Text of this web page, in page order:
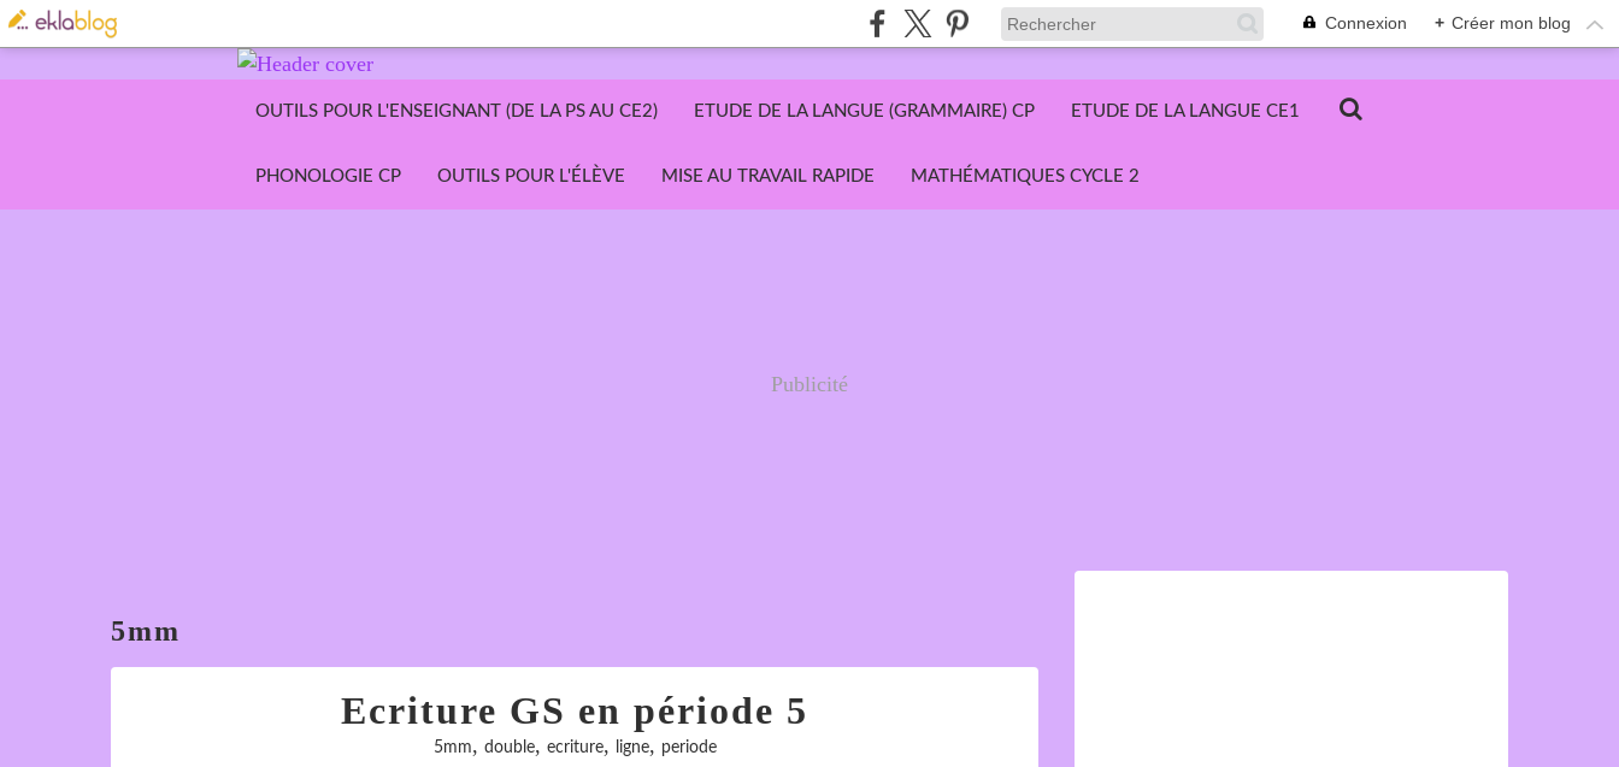
Connexion + Créer mon blog
OUTILS POUR L'ENSEIGNANT (DE LA PS AU CE2) ETUDE DE LA LANGUE (GRAMMAIRE) CP ETUDE DE LA LANGUE CE1
PHONOLOGIE CP OUTILS POUR L'ÉLÈVE MISE AU TRAVAIL RAPIDE MATHÉMATIQUES CYCLE 2
Publicité
5mm
Ecriture GS en période 5
5mm, double, ecriture, ligne, periode